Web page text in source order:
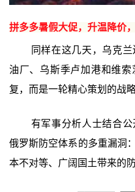
拼多多暑假大促，升温降价
同样在这几天，乌克
油厂、乌斯季卢加港和维
复，而是一轮精心策划的战
有军事分析人士结合
俄罗斯防空体系的多重漏洞
本不对等、广阔国土带来的防